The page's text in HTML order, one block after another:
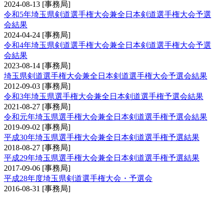
2024-08-13 [事務局]
令和5年埼玉県剣道選手権大会兼全日本剣道選手権大会予選
会結果
2024-04-24 [事務局]
令和4年埼玉県剣道選手権大会兼全日本剣道選手権大会予選
会結果
2023-08-14 [事務局]
埼玉県剣道選手権大会兼全日本剣道選手権大会予選会結果
2012-09-03 [事務局]
令和3年埼玉県選手権大会兼全日本剣道選手権予選会結果
2021-08-27 [事務局]
令和元年埼玉県選手権大会兼全日本剣道選手権予選会結果
2019-09-02 [事務局]
平成30年埼玉県選手権大会兼全日本剣道選手権予選結果
2018-08-27 [事務局]
平成29年埼玉県選手権大会兼全日本剣道選手権予選結果
2017-09-06 [事務局]
平成28年度埼玉県剣道選手権大会・予選会
2016-08-31 [事務局]